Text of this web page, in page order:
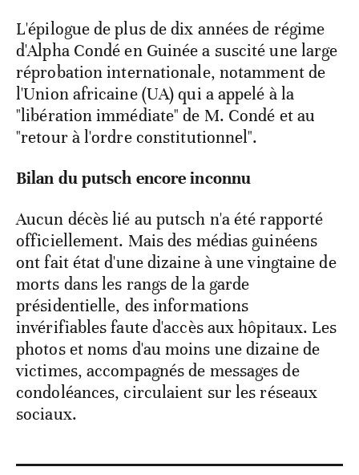
L'épilogue de plus de dix années de régime
d'Alpha Condé en Guinée a suscité une large
réprobation internationale, notamment de
l'Union africaine (UA) qui a appelé à la
"libération immédiate" de M. Condé et au
"retour à l'ordre constitutionnel".
Bilan du putsch encore inconnu
Aucun décès lié au putsch n'a été rapporté
officiellement. Mais des médias guinéens
ont fait état d'une dizaine à une vingtaine de
morts dans les rangs de la garde
présidentielle, des informations
invérifiables faute d'accès aux hôpitaux. Les
photos et noms d'au moins une dizaine de
victimes, accompagnés de messages de
condoléances, circulaient sur les réseaux
sociaux.